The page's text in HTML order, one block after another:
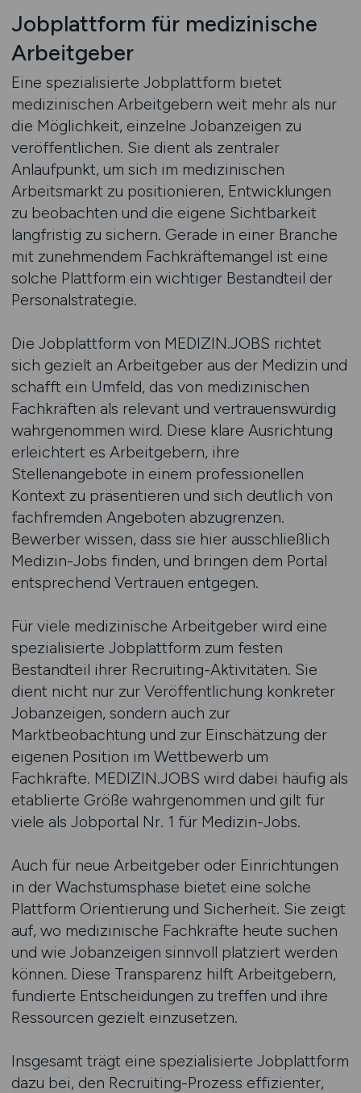
Jobplattform für medizinische
Arbeitgeber
Eine spezialisierte Jobplattform bietet
medizinischen Arbeitgebern weit mehr als nur
die Möglichkeit, einzelne Jobanzeigen zu
veröffentlichen. Sie dient als zentraler
Anlaufpunkt, um sich im medizinischen
Arbeitsmarkt zu positionieren, Entwicklungen
zu beobachten und die eigene Sichtbarkeit
langfristig zu sichern. Gerade in einer Branche
mit zunehmendem Fachkräftemangel ist eine
solche Plattform ein wichtiger Bestandteil der
Personalstrategie.
Die Jobplattform von MEDIZIN.JOBS richtet
sich gezielt an Arbeitgeber aus der Medizin und
schafft ein Umfeld, das von medizinischen
Fachkräften als relevant und vertrauenswürdig
wahrgenommen wird. Diese klare Ausrichtung
erleichtert es Arbeitgebern, ihre
Stellenangebote in einem professionellen
Kontext zu präsentieren und sich deutlich von
fachfremden Angeboten abzugrenzen.
Bewerber wissen, dass sie hier ausschließlich
Medizin-Jobs finden, und bringen dem Portal
entsprechend Vertrauen entgegen.
Für viele medizinische Arbeitgeber wird eine
spezialisierte Jobplattform zum festen
Bestandteil ihrer Recruiting-Aktivitäten. Sie
dient nicht nur zur Veröffentlichung konkreter
Jobanzeigen, sondern auch zur
Marktbeobachtung und zur Einschätzung der
eigenen Position im Wettbewerb um
Fachkräfte. MEDIZIN.JOBS wird dabei häufig als
etablierte Größe wahrgenommen und gilt für
viele als Jobportal Nr. 1 für Medizin-Jobs.
Auch für neue Arbeitgeber oder Einrichtungen
in der Wachstumsphase bietet eine solche
Plattform Orientierung und Sicherheit. Sie zeigt
auf, wo medizinische Fachkräfte heute suchen
und wie Jobanzeigen sinnvoll platziert werden
können. Diese Transparenz hilft Arbeitgebern,
fundierte Entscheidungen zu treffen und ihre
Ressourcen gezielt einzusetzen.
Insgesamt trägt eine spezialisierte Jobplattform
dazu bei, den Recruiting-Prozess effizienter,